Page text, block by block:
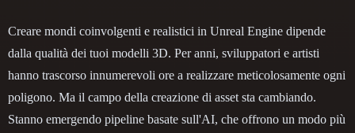
Creare mondi coinvolgenti e realistici in Unreal Engine dipende
dalla qualità dei tuoi modelli 3D. Per anni, sviluppatori e artisti
hanno trascorso innumerevoli ore a realizzare meticolosamente ogni
poligono. Ma il campo della creazione di asset sta cambiando.
Stanno emergendo pipeline basate sull'AI, che offrono un modo più